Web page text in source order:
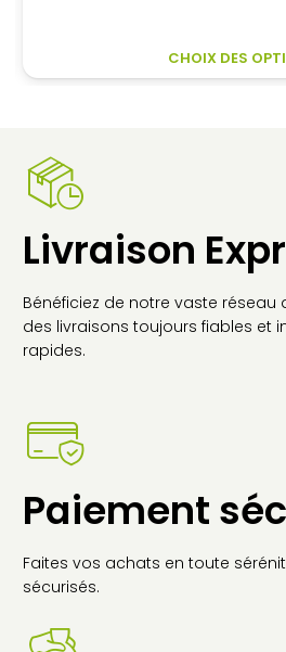
CHOIX DES
Livraison
Bénéficiez de notre vaste réseau
des livraisons toujours fiables et
rapides.
Paiement
Faites vos achats en toute
sécurisés.